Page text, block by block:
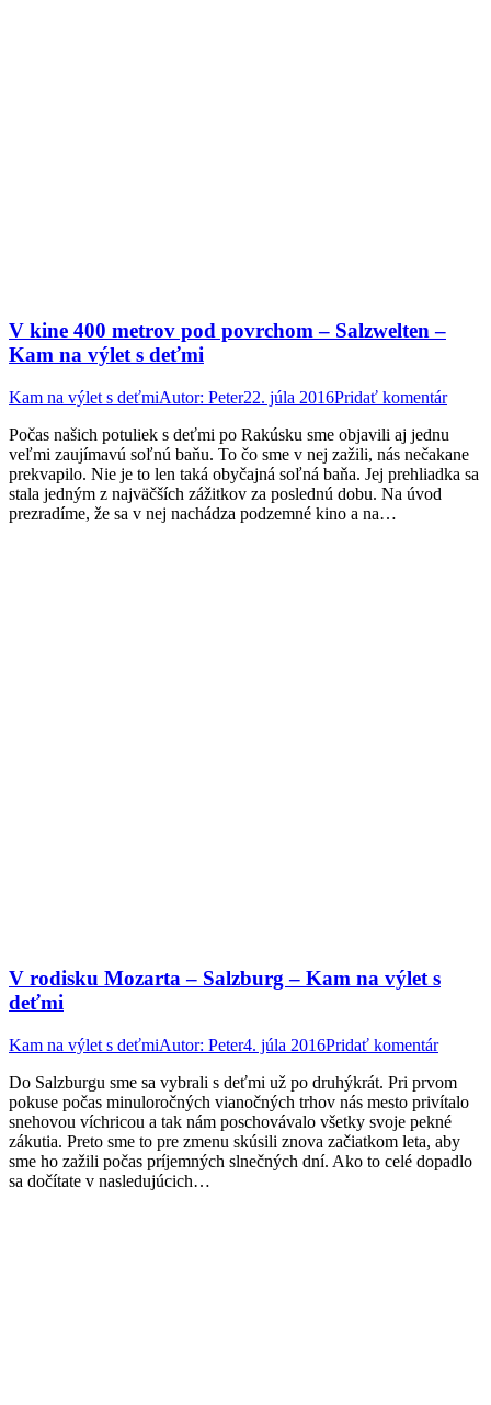
V kine 400 metrov pod povrchom – Salzwelten –
Kam na výlet s deťmi
Kam na výlet s deťmiAutor: Peter22. júla 2016Pridať komentár
Počas našich potuliek s deťmi po Rakúsku sme objavili aj jednu
veľmi zaujímavú soľnú baňu. To čo sme v nej zažili, nás nečakane
prekvapilo. Nie je to len taká obyčajná soľná baňa. Jej prehliadka sa
stala jedným z najväčších zážitkov za poslednú dobu. Na úvod
prezradíme, že sa v nej nachádza podzemné kino a na…
V rodisku Mozarta – Salzburg – Kam na výlet s
deťmi
Kam na výlet s deťmiAutor: Peter4. júla 2016Pridať komentár
Do Salzburgu sme sa vybrali s deťmi už po druhýkrát. Pri prvom
pokuse počas minuloročných vianočných trhov nás mesto privítalo
snehovou víchricou a tak nám poschovávalo všetky svoje pekné
zákutia. Preto sme to pre zmenu skúsili znova začiatkom leta, aby
sme ho zažili počas príjemných slnečných dní. Ako to celé dopadlo
sa dočítate v nasledujúcich…